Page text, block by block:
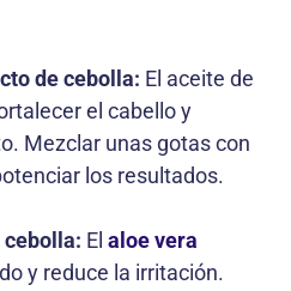
de cebolla: El aceite de
el cabello y
Mezclar unas gotas con
los resultados.
El aloe vera
y reduce la irritación.